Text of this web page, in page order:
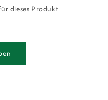
dieses Produkt